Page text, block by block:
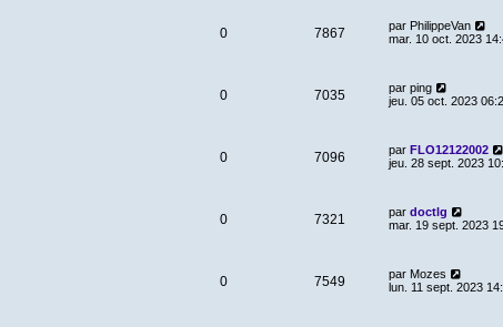
0 7867 par PhilippeVan
mar. 10 oct. 2023
0 7035 par ping
jeu. 05 oct. 2023
0 7096 par FLO12122002
jeu. 28 sept. 2023
0 7321 par doctlg
mar. 19 sept. 2023
0 7549 par Mozes
lun. 11 sept. 2023